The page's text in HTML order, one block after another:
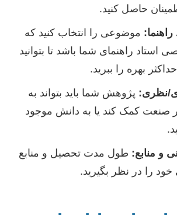
حاصل کنید.
راهنما: موضوعی را انتخاب کنید که
استاد راهنمای شما باشد تا بتوانید
بهره را ببرید.
نظری: پژوهش شما باید بتواند به
کمک کند یا به دانش موجود
و منابع: طول مدت تحصیل و منابع
خود را در نظر بگیرید.